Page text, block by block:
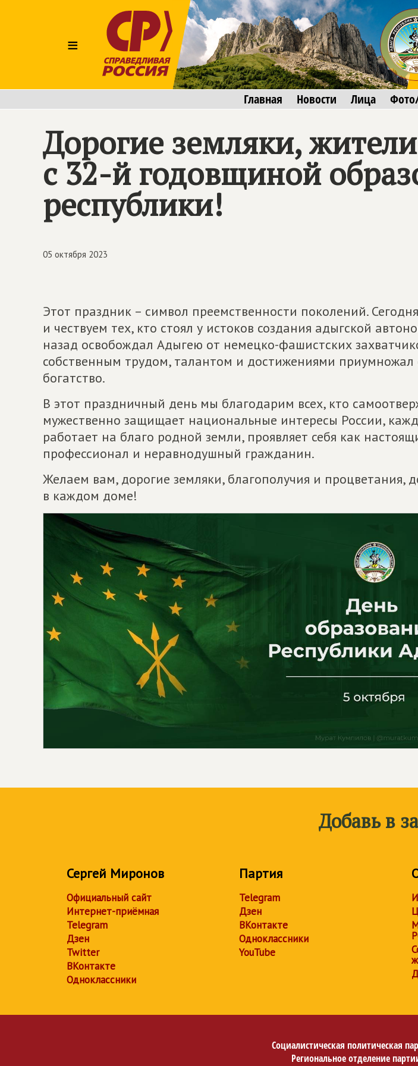
≡
Главная Новости Лица
Дорогие земляки,
с 32-й годовщиной
республики!
05 октября 2023
Этот праздник – символ преемственности поколений.
и чествуем тех, кто стоял у истоков создания адыгской
назад освобождал Адыгею от немецко-фашистских
собственным трудом, талантом и достижениями приумножал
богатство.
В этот праздничный день мы благодарим всех, кто
мужественно защищает национальные интересы России,
работает на благо родной земли, проявляет себя как
профессионал и неравнодушный гражданин.
Желаем вам, дорогие земляки, благополучия и процветания,
в каждом доме!
Добавь в
Сергей Миронов
Официальный сайт
Интернет-приёмная
Telegram
Дзен
Twitter
ВКонтакте
Одноклассники
Партия
Telegram
Дзен
ВКонтакте
Одноклассники
YouTube
Социалистическая политическая
Региональное отделение